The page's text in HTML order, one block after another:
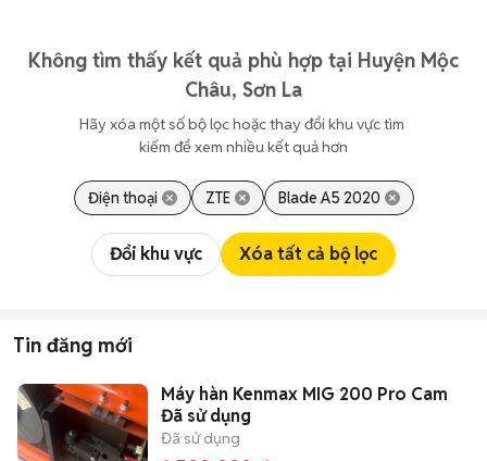
Không tìm thấy kết quả phù hợp tại Huyện Mộc
Châu, Sơn La
Hãy xóa một số bộ lọc hoặc thay đổi khu vực tìm
kiếm để xem nhiều kết quả hơn
Điện thoại ZTE Blade A5 2020
Đổi khu vực Xóa tất cả bộ lọc
Tin đăng mới
Máy hàn Kenmax MIG 200 Pro Cam
Đã sử dụng
Đã sử dụng